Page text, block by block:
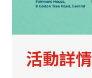
活動詳情